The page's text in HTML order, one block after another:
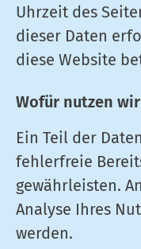
Uhrzeit des
dieser Daten
diese Website
Wofür nutzen
Ein Teil der
fehlerfreie
gewährleisten.
Analyse Ihres
werden.